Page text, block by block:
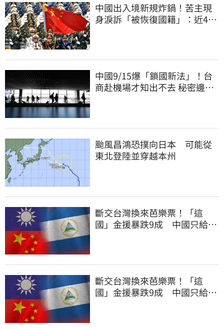
中國出入境新規炸鍋！苦主現
身淚訴「被恢復國籍」：近4億
中國9/15爆「鎖國新法」！台
商赴機場才知出不去 秘密邊控
颱風昌鴻恐撲向日本 可能從
東北登陸並穿越本州
斷交台灣換來芭樂票！「這
國」金援暴跌9成 中國只給26
斷交台灣換來芭樂票！「這
國」金援暴跌9成 中國只給26